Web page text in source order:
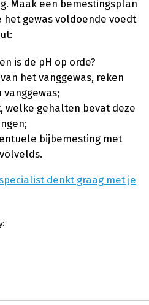
Maak een bemestingsplan
gewas voldoende voedt
is de pH op orde?
het vanggewas, reken
vanggewas;
welke gehalten bevat deze
bijbemesting met
denkt graag met je